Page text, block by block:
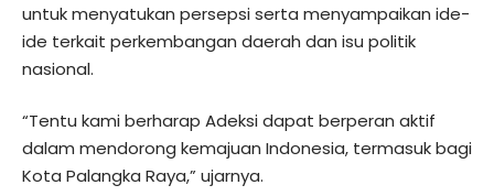
untuk menyatukan persepsi serta menyampaikan ide-
ide terkait perkembangan daerah dan isu politik
nasional.
“Tentu kami berharap Adeksi dapat berperan aktif
dalam mendorong kemajuan Indonesia, termasuk bagi
Kota Palangka Raya,” ujarnya.